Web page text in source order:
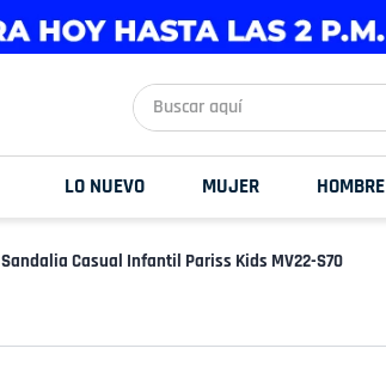
Buscar aquí
LO NUEVO MUJER HOMBRE
Sandalia Casual Infantil Pariss Kids MV22-S70